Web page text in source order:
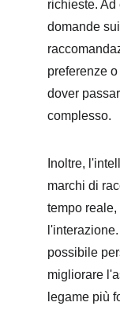
richieste.
domande
preferenze
dover
complesso.
Inoltre,
marchi di
tempo
possibile
migliorare
legame più